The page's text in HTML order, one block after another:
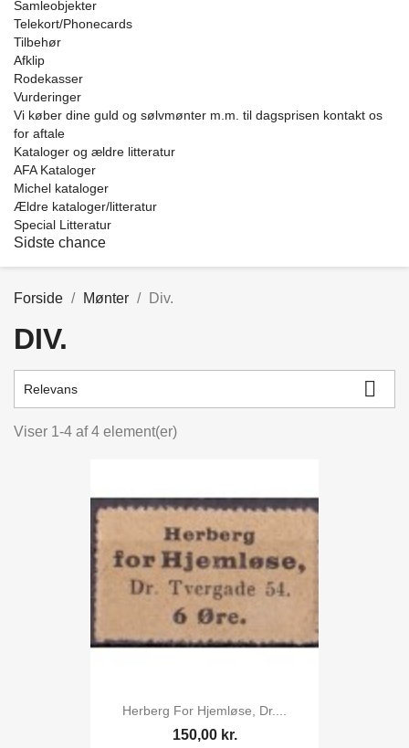
Samleobjekter
Telekort/Phonecards
Tilbehør
Afklip
Rodekasser
Vurderinger
Vi køber dine guld og sølvmønter m.m. til dagsprisen kontakt os
for aftale
Kataloger og ældre litteratur
AFA Kataloger
Michel kataloger
Ældre kataloger/litteratur
Special Litteratur
Sidste chance
Forside Mønter Div.
DIV.
Relevans 
Viser 1-4 af 4 element(er)
Herberg For Hjemløse, Dr....
150,00 kr.